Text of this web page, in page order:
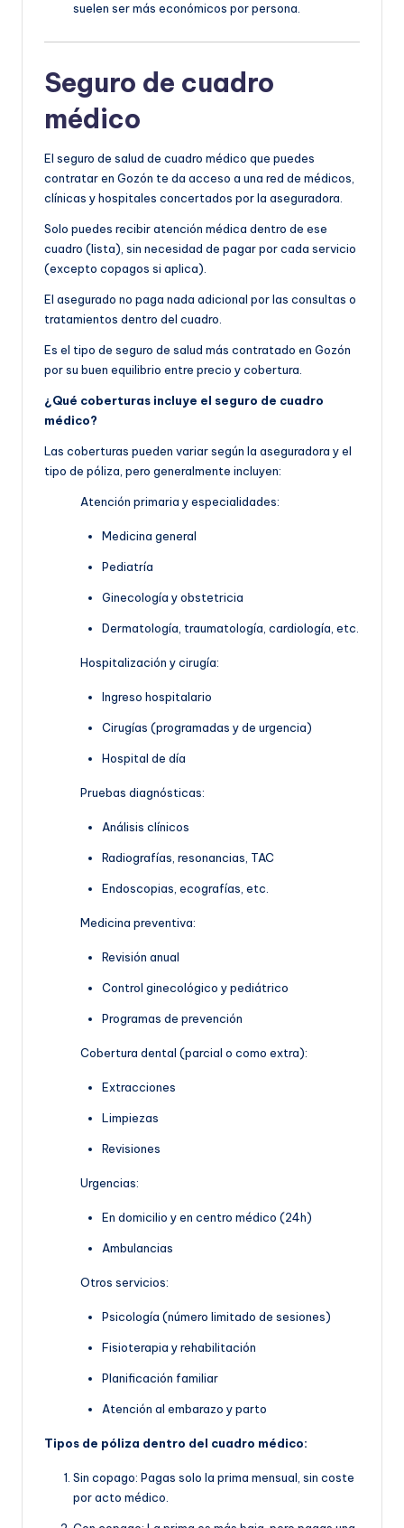
suelen ser más económicos por persona.
Seguro de cuadro
médico
El seguro de salud de cuadro médico que puedes
contratar en Gozón te da acceso a una red de médicos,
clínicas y hospitales concertados por la aseguradora.
Solo puedes recibir atención médica dentro de ese
cuadro (lista), sin necesidad de pagar por cada servicio
(excepto copagos si aplica).
El asegurado no paga nada adicional por las consultas o
tratamientos dentro del cuadro.
Es el tipo de seguro de salud más contratado en Gozón
por su buen equilibrio entre precio y cobertura.
¿Qué coberturas incluye el seguro de cuadro
médico?
Las coberturas pueden variar según la aseguradora y el
tipo de póliza, pero generalmente incluyen:
Atención primaria y especialidades:
Medicina general
Pediatría
Ginecología y obstetricia
Dermatología, traumatología, cardiología, etc.
Hospitalización y cirugía:
Ingreso hospitalario
Cirugías (programadas y de urgencia)
Hospital de día
Pruebas diagnósticas:
Análisis clínicos
Radiografías, resonancias, TAC
Endoscopias, ecografías, etc.
Medicina preventiva:
Revisión anual
Control ginecológico y pediátrico
Programas de prevención
Cobertura dental (parcial o como extra):
Extracciones
Limpiezas
Revisiones
Urgencias:
En domicilio y en centro médico (24h)
Ambulancias
Otros servicios:
Psicología (número limitado de sesiones)
Fisioterapia y rehabilitación
Planificación familiar
Atención al embarazo y parto
Tipos de póliza dentro del cuadro médico:
Sin copago: Pagas solo la prima mensual, sin coste
por acto médico.